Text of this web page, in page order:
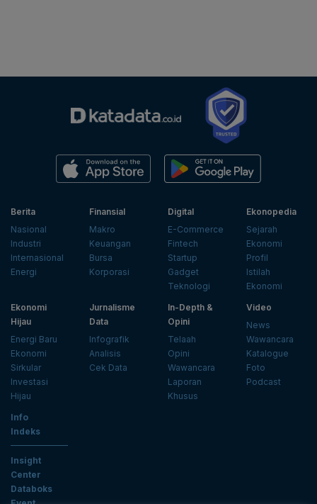
Berita
Nasional
Industri
Internasional
Energi
Finansial
Makro
Keuangan
Bursa
Korporasi
Digital
E-Commerce
Fintech
Startup
Gadget
Teknologi
Ekonopedia
Sejarah
Ekonomi
Profil
Istilah
Ekonomi
Ekonomi
Hijau
Energi Baru
Ekonomi
Sirkular
Investasi
Hijau
Jurnalisme
Data
Infografik
Analisis
Cek Data
In-Depth &
Opini
Telaah
Opini
Wawancara
Laporan
Khusus
Video
News
Wawancara
Katalogue
Foto
Podcast
Info
Indeks
Insight
Center
Databoks